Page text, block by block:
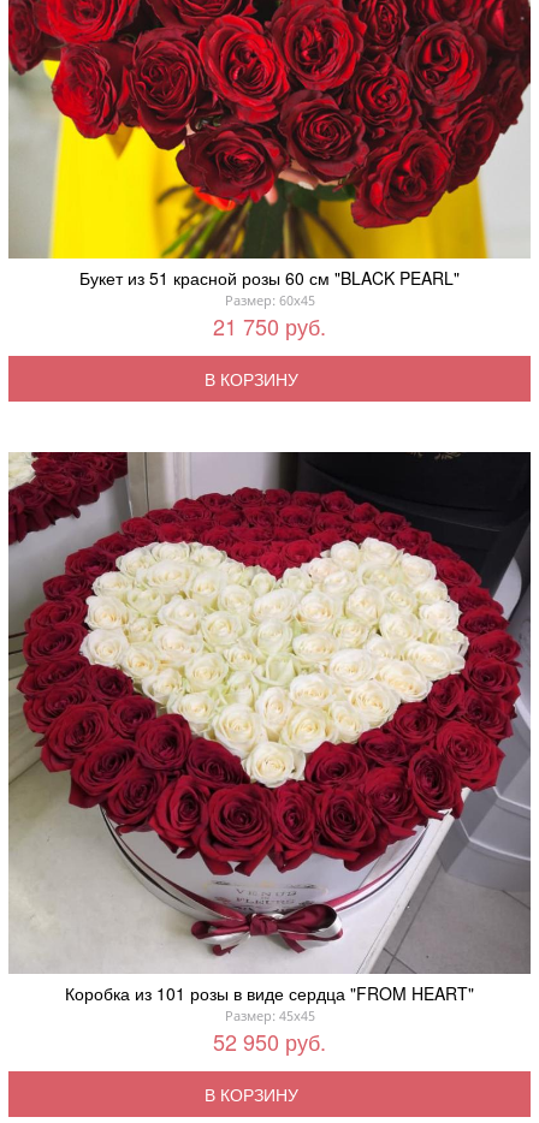
Букет из 51 красной розы 60 см "BLACK PEARL"
Размер: 60x45
21 750 руб.
В КОРЗИНУ
Коробка из 101 розы в виде сердца "FROM HEART"
Размер: 45x45
52 950 руб.
В КОРЗИНУ